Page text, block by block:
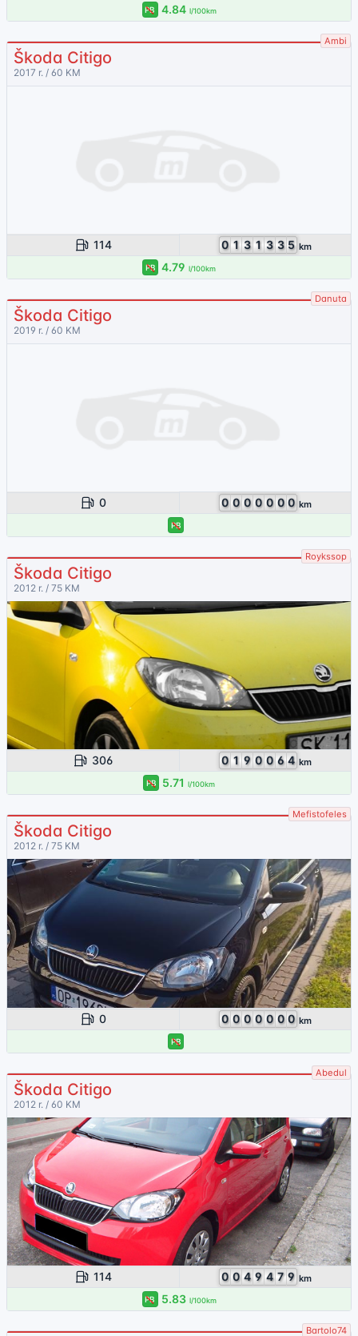
PB 4.84 l/100km
Ambi
Škoda Citigo
2017 r. / 60 KM
114 0 1 3 1 3 3 5 km
PB 4.79 l/100km
Danuta
Škoda Citigo
2019 r. / 60 KM
0 0 0 0 0 0 0 0 km
PB
Roykssop
Škoda Citigo
2012 r. / 75 KM
306 0 1 9 0 0 6 4 km
PB 5.71 l/100km
Mefistofeles
Škoda Citigo
2012 r. / 75 KM
0 0 0 0 0 0 0 0 km
PB
Abedul
Škoda Citigo
2012 r. / 60 KM
114 0 0 4 9 4 7 9 km
PB 5.83 l/100km
Bartolo74